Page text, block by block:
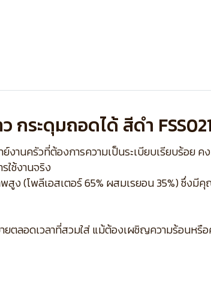
กระดุมถอดได้ สีดำ
านครัวที่ต้องการความเป็นระเบียบเรียบร้อย ค
ใช้งานจริง
ง (โพลีเอสเตอร์ 65% ผสมเรยอน 35%) ซึ่งมี
ยตลอดเวลาที่สวมใส่ แม้ต้องเผชิญความร้อนหรื